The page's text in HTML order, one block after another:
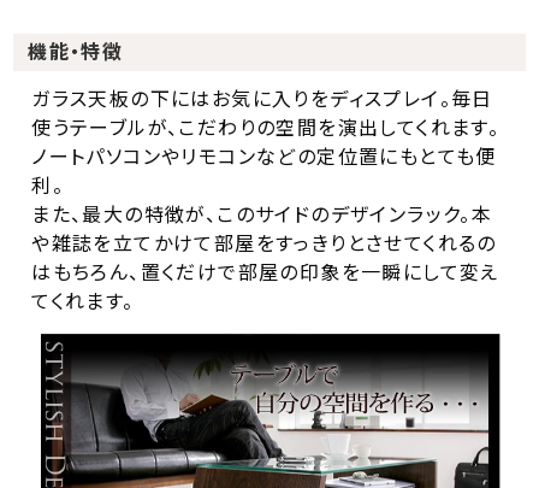
機能・特徴
ガラス天板の下にはお気に入りをディスプレイ。毎日
使うテーブルが、こだわりの空間を演出してくれます。
ノートパソコンやリモコンなどの定位置にもとても便
利。
また、最大の特徴が、このサイドのデザインラック。本
や雑誌を立てかけて部屋をすっきりとさせてくれるの
はもちろん、置くだけで部屋の印象を一瞬にして変え
てくれます。